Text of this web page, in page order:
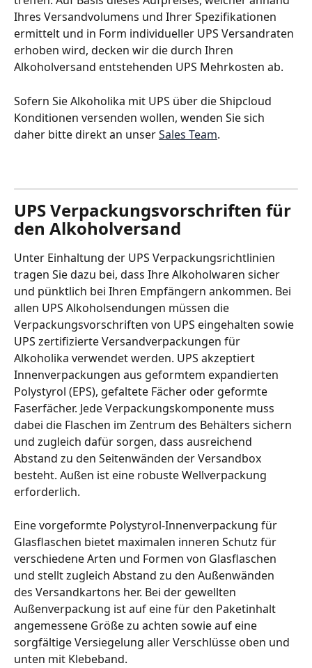
Ihres Versandvolumens und Ihrer Spezifikationen
ermittelt und in Form individueller UPS Versandraten
erhoben wird, decken wir die durch Ihren
Alkoholversand entstehenden UPS Mehrkosten ab.
Sofern Sie Alkoholika mit UPS über die Shipcloud
Konditionen versenden wollen, wenden Sie sich
daher bitte direkt an unser Sales Team.
UPS Verpackungsvorschriften für
den Alkoholversand
Unter Einhaltung der UPS Verpackungsrichtlinien
tragen Sie dazu bei, dass Ihre Alkoholwaren sicher
und pünktlich bei Ihren Empfängern ankommen. Bei
allen UPS Alkoholsendungen müssen die
Verpackungsvorschriften von UPS eingehalten sowie
UPS zertifizierte Versandverpackungen für
Alkoholika verwendet werden. UPS akzeptiert
Innenverpackungen aus geformtem expandierten
Polystyrol (EPS), gefaltete Fächer oder geformte
Faserfächer. Jede Verpackungskomponente muss
dabei die Flaschen im Zentrum des Behälters sichern
und zugleich dafür sorgen, dass ausreichend
Abstand zu den Seitenwänden der Versandbox
besteht. Außen ist eine robuste Wellverpackung
erforderlich.
Eine vorgeformte Polystyrol-Innenverpackung für
Glasflaschen bietet maximalen inneren Schutz für
verschiedene Arten und Formen von Glasflaschen
und stellt zugleich Abstand zu den Außenwänden
des Versandkartons her. Bei der gewellten
Außenverpackung ist auf eine für den Paketinhalt
angemessene Größe zu achten sowie auf eine
sorgfältige Versiegelung aller Verschlüsse oben und
unten mit Klebeband.